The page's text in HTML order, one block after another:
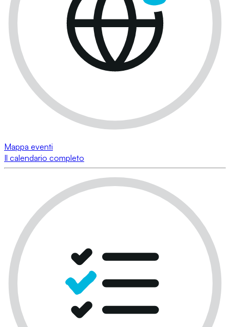
Mappa eventi
Il calendario completo